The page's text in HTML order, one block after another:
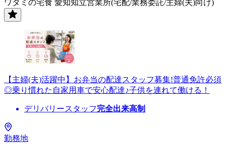
ワタミの宅食 愛知知立営業所(宅配/業務委託/主婦(夫)向け)
【主婦(夫)活躍中】お弁当の配達スタッフ募集!普通免許必須
◎乗り慣れた自家用車で安心配達♪子供を連れて働ける！
デリバリースタッフ完全出来高制
勤務地